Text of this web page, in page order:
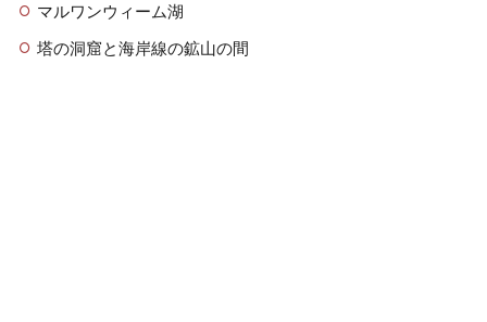
マルワンウィーム湖
塔の洞窟と海岸線の鉱山の間